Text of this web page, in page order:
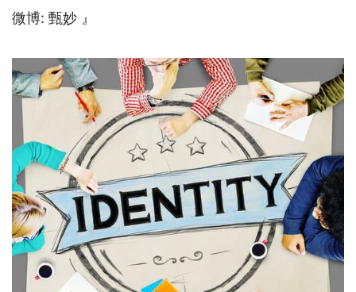
微博: 甄妙 』